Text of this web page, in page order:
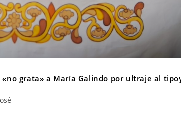
«no grata» a María Galindo por ultraje al